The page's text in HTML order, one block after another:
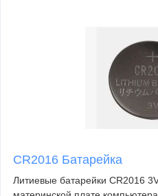
CR2016 Батарейка
Литиевые батарейки CR2016